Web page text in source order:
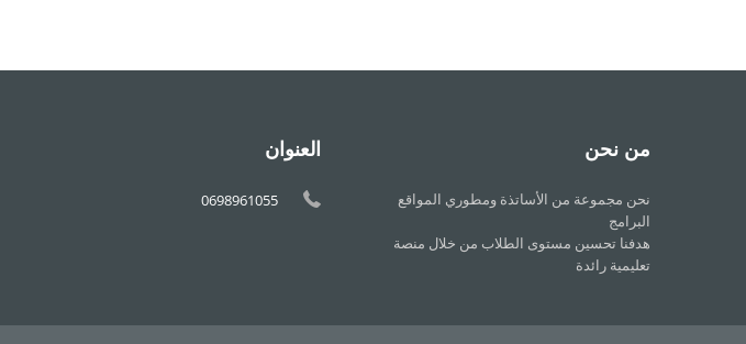
من نحن
نحن مجموعة من الأساتذة ومطوري المواقع
البرامج
هدفنا تحسين مستوى الطلاب من خلال منصة
تعليمية رائدة
العنوان
0698961055